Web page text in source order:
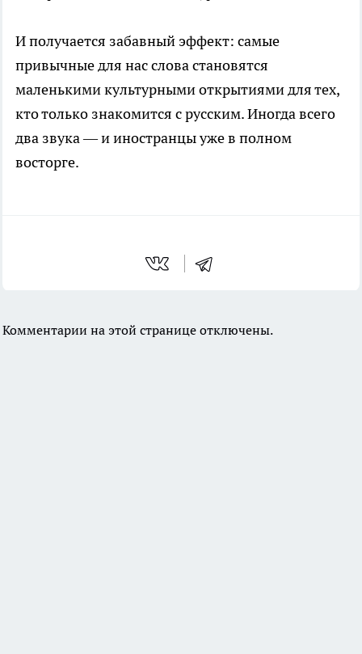
И получается забавный эффект: самые
привычные для нас слова становятся
маленькими культурными открытиями для тех,
кто только знакомится с русским. Иногда всего
два звука — и иностранцы уже в полном
восторге.
Комментарии на этой странице отключены.